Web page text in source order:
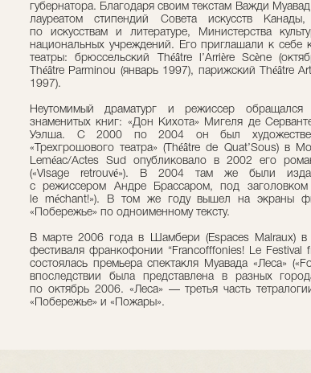
губернатора. Благодаря своим текстам Важди
лауреатом стипендий Совета искусств Канады,
по искусствам и литературе, Министерства
национальных учреждений. Его приглашали к себе
театры: брюссельский Théâtre l’Arrière Scène
Théâtre Parminou (январь 1997), парижский Théâtre
1997).
Неутомимый драматург и режиссер
знаменитых книг: «Дон Кихота» Мигеля де
Уэлша. С 2000 по 2004 он был
«Трехгрошового театра» (Théâtre de Quat’Sous) в
Leméac/Actes Sud опубликовало в 2002 его
(«Visage retrouvé»). В 2004 там же были
с режиссером Андре Брассаром, под
le méchant!»). В том же году вышел на экраны
«Побережье» по одноименному тексту.
В марте 2006 года в Шамбери (Espaces Malraux) в
фестиваля франкофонии “Francofffonies! Le Festival
состоялась премьера спектакля Муавада «Леса»
впоследствии была представлена в разных
по октябрь 2006. «Леса» — третья часть
«Побережье» и «Пожары».